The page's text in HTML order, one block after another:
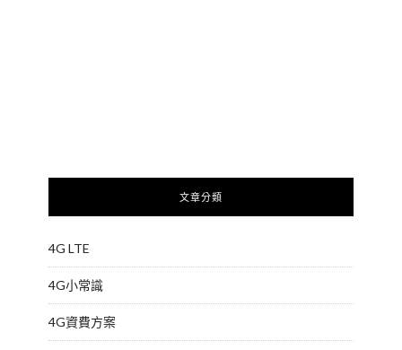
文章分類
4G LTE
4G小常識
4G資費方案